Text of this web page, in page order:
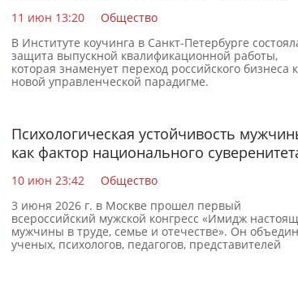
11 июн 13:20
Общество
В Институте коучинга в Санкт-Петербурге
защита выпускной квалификационной работы,
которая знаменует переход российского бизнеса к
новой управленческой парадигме.
Психологическая устойчивость
как фактор национального
итоги первого всероссийского мужского
конгресса
10 июн 23:42
Общество
3 июня 2026 г. в Москве прошел первый
всероссийский мужской конгресс «Имидж
мужчины в труде, семье и отечестве». Он
ученых, психологов, педагогов, представителей